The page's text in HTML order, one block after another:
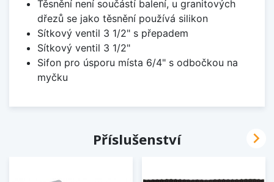
Těsnění není součástí balení, u granitových
dřezů se jako těsnění používá silikon
Sítkový ventil 3 1/2" s přepadem
Sítkový ventil 3 1/2"
Sifon pro úsporu místa 6/4" s odbočkou na
myčku
Příslušenství 